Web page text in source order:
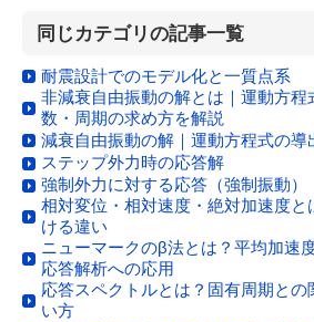
同じカテゴリの記事一覧
耐震設計でのモデル化と一質点系
非減衰自由振動の解とは｜運動方程
数・周期の求め方を解説
減衰自由振動の解｜運動方程式の導
ステップ外力時の応答解
強制外力に対する応答（強制振動）
相対変位・相対速度・絶対加速度と
ける違い
ニューマークのβ法とは？平均加速
応答解析への応用
応答スペクトルとは？固有周期との
い方